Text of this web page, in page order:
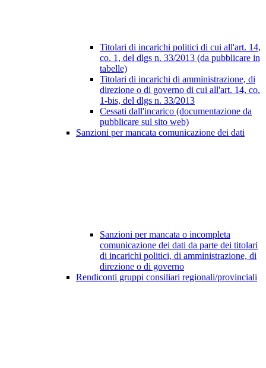
Titolari di incarichi politici di cui all'art. 14,
co. 1, del dlgs n. 33/2013 (da pubblicare in
tabelle)
Titolari di incarichi di amministrazione, di
direzione o di governo di cui all'art. 14, co.
1-bis, del dlgs n. 33/2013
Cessati dall'incarico (documentazione da
pubblicare sul sito web)
Sanzioni per mancata comunicazione dei dati
Sanzioni per mancata o incompleta
comunicazione dei dati da parte dei titolari
di incarichi politici, di amministrazione, di
direzione o di governo
Rendiconti gruppi consiliari regionali/provinciali